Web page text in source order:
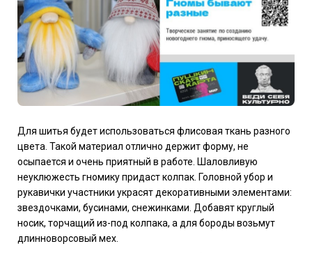
Для шитья будет использоваться флисовая ткань разного
цвета. Такой материал отлично держит форму, не
осыпается и очень приятный в работе. Шаловливую
неуклюжесть гномику придаст колпак. Головной убор и
рукавички участники украсят декоративными элементами:
звездочками, бусинами, снежинками. Добавят круглый
носик, торчащий из-под колпака, а для бороды возьмут
длинноворсовый мех.